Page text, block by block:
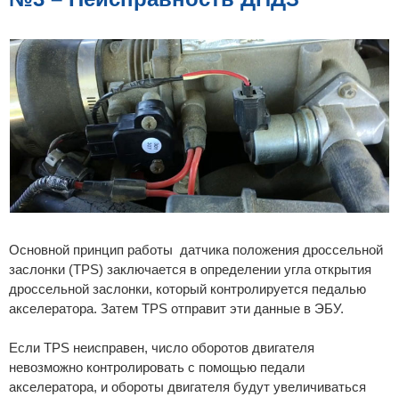
Основной принцип работы датчика положения дроссельной
заслонки (TPS) заключается в определении угла открытия
дроссельной заслонки, который контролируется педалью
акселератора. Затем TPS отправит эти данные в ЭБУ.
Если TPS неисправен, число оборотов двигателя
невозможно контролировать с помощью педали
акселератора, и обороты двигателя будут увеличиваться